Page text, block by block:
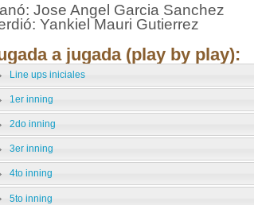
Jose Angel Garcia Sanchez
Yankiel Mauri Gutierrez
a jugada (play by play):
Line ups iniciales
1er inning
2do inning
3er inning
4to inning
5to inning